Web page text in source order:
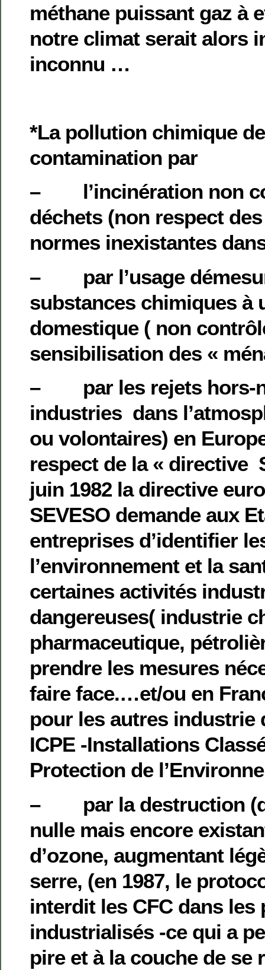
méthane puissant gaz à
notre climat serait alors
inconnu …
*La pollution chimique
contamination par
– l’incinération non
déchets (non respect
normes inexistantes
– par l’usage
substances chimiques à
domestique ( non
sensibilisation des «
– par les rejets hors-
industries dans
ou volontaires) en
respect de la « directive
juin 1982 la directive
SEVESO demande aux
entreprises d’identifier
l’environnement et la
certaines activités
dangereuses( industrie
pharmaceutique,
prendre les mesures
faire face.…et/ou en
pour les autres industrie
ICPE -Installations
Protection de
– par la destruction
nulle mais encore
d’ozone, augmentant
serre, (en 1987, le
interdit les CFC dans les
industrialisés -ce qui a
pire et à la couche de se